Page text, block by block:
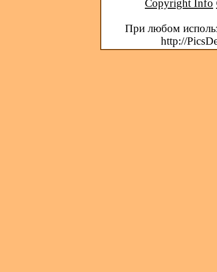
Copyright Info
При любом
http://